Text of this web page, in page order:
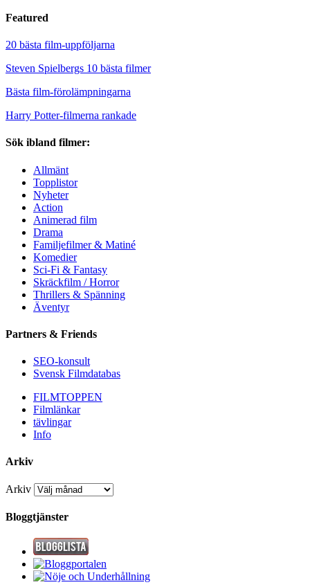
Featured
20 bästa film-uppföljarna
Steven Spielbergs 10 bästa filmer
Bästa film-förolämpningarna
Harry Potter-filmerna rankade
Sök ibland filmer:
Allmänt
Topplistor
Nyheter
Action
Animerad film
Drama
Familjefilmer & Matiné
Komedier
Sci-Fi & Fantasy
Skräckfilm / Horror
Thrillers & Spänning
Äventyr
Partners & Friends
SEO-konsult
Svensk Filmdatabas
FILMTOPPEN
Filmlänkar
tävlingar
Info
Arkiv
Arkiv
Bloggtjänster